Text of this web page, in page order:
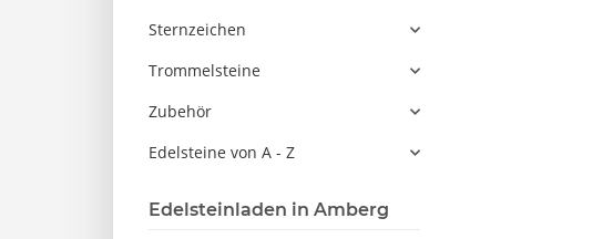
Sternzeichen
Trommelsteine
Zubehör
Edelsteine von A - Z
Edelsteinladen in Amberg